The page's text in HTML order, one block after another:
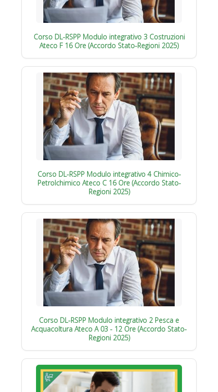
Corso DL-RSPP Modulo integrativo 3 Costruzioni
Ateco F 16 Ore (Accordo Stato-Regioni 2025)
Corso DL-RSPP Modulo integrativo 4 Chimico-
Petrolchimico Ateco C 16 Ore (Accordo Stato-
Regioni 2025)
Corso DL-RSPP Modulo integrativo 2 Pesca e
Acquacoltura Ateco A 03 - 12 Ore (Accordo Stato-
Regioni 2025)